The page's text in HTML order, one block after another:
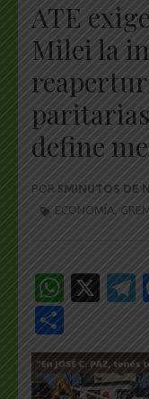
ATE
Milei la
define
POR 5MINUTOS DE
ECONOMÍA,
X